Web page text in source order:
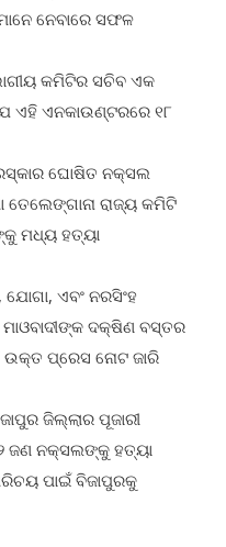
ନେବାରେ ସଫଳ
କମିଟିର ସଚିବ ଏକ
ଏହି ଏନକାଉଣ୍ଟରରେ ୧୮
ଘୋଷିତ ନକ୍ସଲ
ରାଜ୍ୟ କମିଟି
ମଧ୍ୟ ହତ୍ୟା
ଏବଂ ନରସିଂହ
ମାଓବାଦୀଙ୍କ ଦକ୍ଷିଣ ବସ୍ତର
ପ୍ରେସ ନୋଟ ଜାରି
ଜିଲ୍ଲାର ପୂଜାରୀ
ଜଣ ନକ୍ସଲଙ୍କୁ ହତ୍ୟା
ପାଇଁ ବିଜାପୁରକୁ